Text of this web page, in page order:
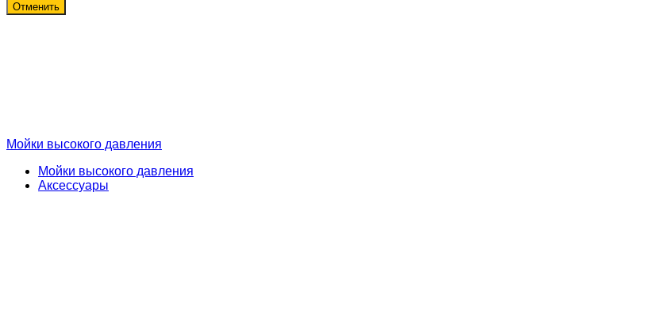
Отменить
Мойки высокого давления
Мойки высокого давления
Аксессуары